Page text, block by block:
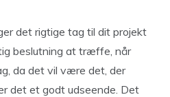
det rigtige tag til dit projekt
beslutning at træffe, når
da det vil være det, der
det et godt udseende. Det